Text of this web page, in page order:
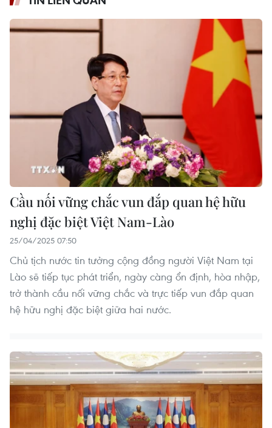
Cầu nối vững chắc vun đắp quan hệ hữu
nghị đặc biệt Việt Nam-Lào
25/04/2025 07:50
Chủ tịch nước tin tưởng cộng đồng người Việt Nam tại
Lào sẽ tiếp tục phát triển, ngày càng ổn định, hòa nhập,
trở thành cầu nối vững chắc và trực tiếp vun đắp quan
hệ hữu nghị đặc biệt giữa hai nước.